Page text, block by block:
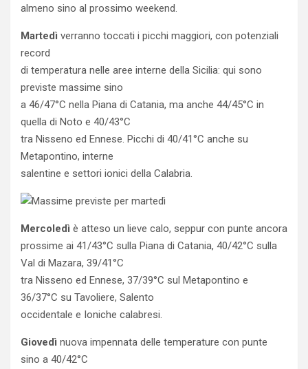
almeno sino al prossimo weekend.
Martedì verranno toccati i picchi maggiori, con potenziali
record
di temperatura nelle aree interne della Sicilia: qui sono
previste massime sino
a 46/47°C nella Piana di Catania, ma anche 44/45°C in
quella di Noto e 40/43°C
tra Nisseno ed Ennese. Picchi di 40/41°C anche su
Metapontino, interne
salentine e settori ionici della Calabria.
Mercoledì è atteso un lieve calo, seppur con punte ancora
prossime ai 41/43°C sulla Piana di Catania, 40/42°C sulla
Val di Mazara, 39/41°C
tra Nisseno ed Ennese, 37/39°C sul Metapontino e
36/37°C su Tavoliere, Salento
occidentale e Ioniche calabresi.
Giovedì nuova impennata delle temperature con punte
sino a 40/42°C